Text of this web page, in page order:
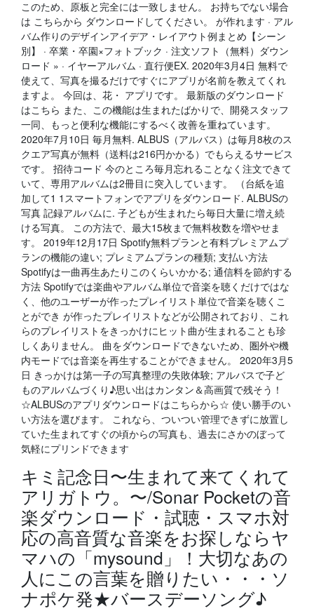
このため、原板と完全には一致しません。 お持ちでない場合
は こちらから ダウンロードしてください。 が作れます · アル
バム作りのデザインアイデア・レイアウト例まとめ【シーン
別】 · 卒業・卒園×フォトブック · 注文ソフト（無料）ダウン
ロード » · イヤーアルバム · 直行便EX. 2020年3月4日 無料で
使えて、写真を撮るだけですぐにアプリが名前を教えてくれ
ますよ。 今回は、花・ アプリです。 最新版のダウンロード
はこちら また、この機能は生まれたばかりで、開発スタッフ
一同、もっと便利な機能にするべく改善を重ねています。
2020年7月10日 毎月無料. ALBUS（アルバス）は毎月8枚のス
クエア写真が無料（送料は216円かかる）でもらえるサービス
です。 招待コード 今のところ毎月忘れることなく注文できて
いて、専用アルバムは2冊目に突入しています。 （台紙を追
加して1 1スマートフォンでアプリをダウンロード. ALBUSの
写真 記録アルバムに. 子どもが生まれたら毎日大量に増え続
ける写真。 この方法で、最大15枚まで無料枚数を増やせま
す。 2019年12月17日 Spotify無料プランと有料プレミアムプ
ランの機能の違い; プレミアムプランの種類; 支払い方法
Spotifyは一曲再生あたりこのくらいかかる; 通信料を節約する
方法 Spotifyでは楽曲やアルバム単位で音楽を聴くだけではな
く、他のユーザーが作ったプレイリスト単位で音楽を聴くこ
とができ が作ったプレイリストなどが公開されており、これ
らのプレイリストをきっかけにヒット曲が生まれることも珍
しくありません。 曲をダウンロードできないため、圏外や機
内モードでは音楽を再生することができません。 2020年3月5
日 きっかけは第一子の写真整理の失敗体験; アルバスで子ど
ものアルバムづくり♪思い出はカンタン＆高画質で残そう！
☆ALBUSのアプリダウンロードはこちらから☆ 使い勝手のい
い方法を選びます。 これなら、ついつい管理できずに放置し
ていた生まれてすぐの頃からの写真も、過去にさかのぼって
気軽にプリンドできます
キミ記念日〜生まれて来てくれて
アリガトウ。〜/Sonar Pocketの音
楽ダウンロード・試聴・スマホ対
応の高音質な音楽をお探しならヤ
マハの「mysound」！大切なあの
人にこの言葉を贈りたい・・・ソ
ナポケ発★バースデーソング♪